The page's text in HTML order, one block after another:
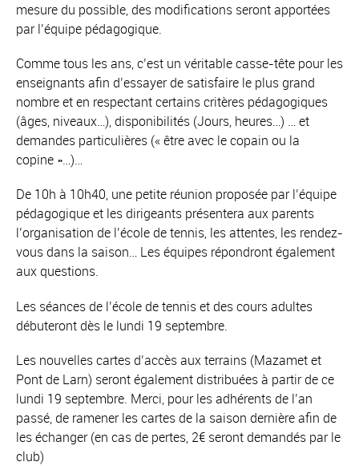
mesure du possible, des modifications seront apportées
par l’équipe pédagogique.
Comme tous les ans, c’est un véritable casse-tête pour les
enseignants afin d’essayer de satisfaire le plus grand
nombre et en respectant certains critères pédagogiques
(âges, niveaux…), disponibilités (Jours, heures…) … et
demandes particulières (« être avec le copain ou la
copine »…)…
De 10h à 10h40, une petite réunion proposée par l’équipe
pédagogique et les dirigeants présentera aux parents
l’organisation de l’école de tennis, les attentes, les rendez-
vous dans la saison… Les équipes répondront également
aux questions.
Les séances de l’école de tennis et des cours adultes
débuteront dès le lundi 19 septembre.
Les nouvelles cartes d’accès aux terrains (Mazamet et
Pont de Larn) seront également distribuées à partir de ce
lundi 19 septembre. Merci, pour les adhérents de l’an
passé, de ramener les cartes de la saison dernière afin de
les échanger (en cas de pertes, 2€ seront demandés par le
club)